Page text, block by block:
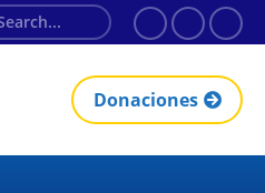
Donaciones